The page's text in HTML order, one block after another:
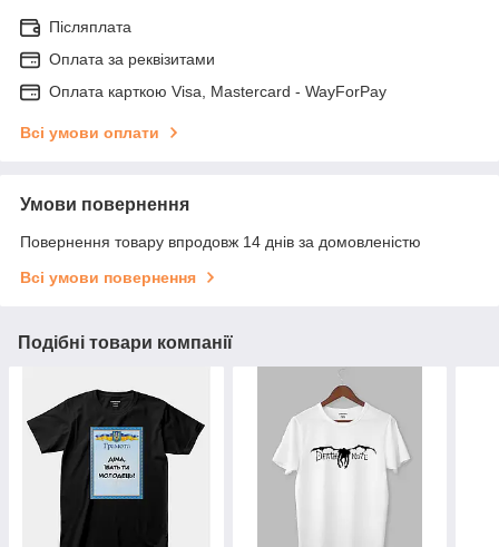
Післяплата
Оплата за реквізитами
Оплата карткою Visa, Mastercard - WayForPay
Всі умови оплати
Умови повернення
Повернення товару впродовж 14 днів за домовленістю
Всі умови повернення
Подібні товари компанії